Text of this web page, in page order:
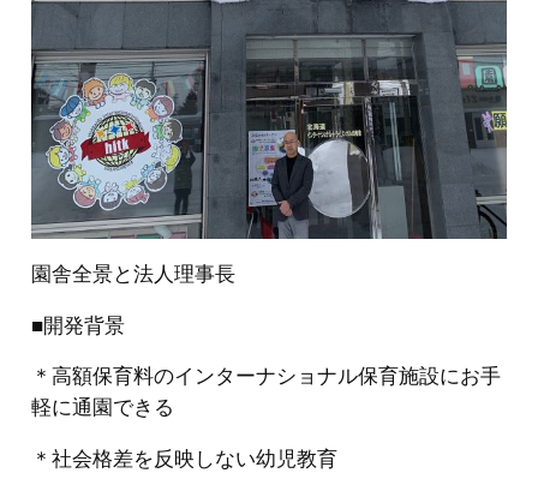
園舎全景と法人理事長
■開発背景
＊高額保育料のインターナショナル保育施設にお手
軽に通園できる
＊社会格差を反映しない幼児教育